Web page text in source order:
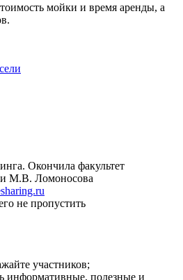
мойки и время аренды, а
Окончила факультет
М.В. Ломоносова
не пропустить
участников;
информативные, полезные и